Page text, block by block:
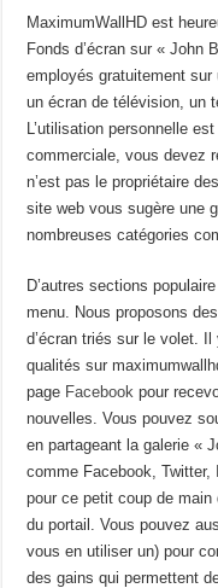
MaximumWallHD est
Fonds d’écran sur « John
employés gratuitement sur
un écran de télévision, un
L’utilisation personnelle
commerciale, vous devez
n’est pas le propriétaire
site web vous sugère une
nombreuses catégories
D’autres sections
menu. Nous proposons
d’écran triés sur le volet.
qualités sur
page Facebook pour
nouvelles. Vous pouvez
en partageant la galerie «
comme Facebook,
pour ce petit coup de
du portail. Vous pouvez
vous en utiliser un) pour
des gains qui permettent